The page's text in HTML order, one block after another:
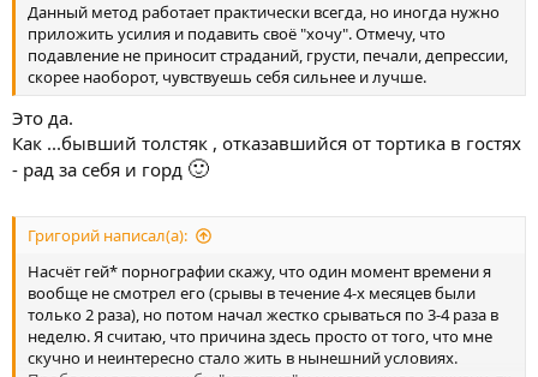
Данный метод работает практически всегда, но иногда нужно
приложить усилия и подавить своё "хочу". Отмечу, что
подавление не приносит страданий, грусти, печали, депрессии,
скорее наоборот, чувствуешь себя сильнее и лучше.
Это да.
Как ...бывший толстяк , отказавшийся от тортика в гостях
- рад за себя и горд 🙂
Григорий написал(а):
Насчёт гей* порнографии скажу, что один момент времени я
вообще не смотрел его (срывы в течение 4-х месяцев были
только 2 раза), но потом начал жестко срываться по 3-4 раза в
неделю. Я считаю, что причина здесь просто от того, что мне
скучно и неинтересно стало жить в нынешний условиях.